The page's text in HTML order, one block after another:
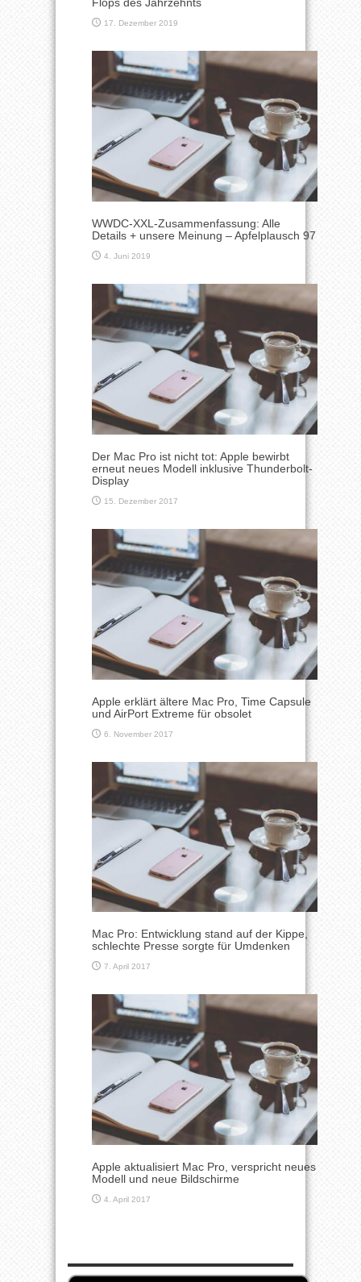
Flops des Jahrzehnts
17. Dezember 2019
WWDC-XXL-Zusammenfassung: Alle
Details + unsere Meinung – Apfelplausch 97
4. Juni 2019
Der Mac Pro ist nicht tot: Apple bewirbt
erneut neues Modell inklusive Thunderbolt-
Display
15. Dezember 2017
Apple erklärt ältere Mac Pro, Time Capsule
und AirPort Extreme für obsolet
6. November 2017
Mac Pro: Entwicklung stand auf der Kippe,
schlechte Presse sorgte für Umdenken
7. April 2017
Apple aktualisiert Mac Pro, verspricht neues
Modell und neue Bildschirme
4. April 2017